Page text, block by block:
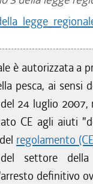
legge
è autorizzata a
pesca, ai sensi
24 luglio 2007,
CE agli aiuti
regolamento
settore
definitivo